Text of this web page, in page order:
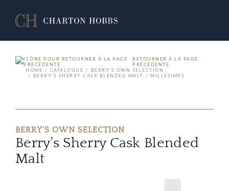
RETOURNER À LA PAGE
PRÉCÉDENTE
HOME
CATALOGUE
BERRY'S OWN SELECTION
BERRY'S SHERRY CASK BLENDED MALT
MILLÉSIMES
BERRY'S OWN SELECTION
Berry's Sherry Cask Blended
Malt